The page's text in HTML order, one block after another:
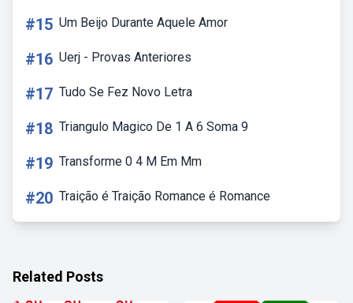
#15 Um Beijo Durante Aquele Amor
#16 Uerj - Provas Anteriores
#17 Tudo Se Fez Novo Letra
#18 Triangulo Magico De 1 A 6 Soma 9
#19 Transforme 0 4 M Em Mm
#20 Traição é Traição Romance é Romance
Related Posts